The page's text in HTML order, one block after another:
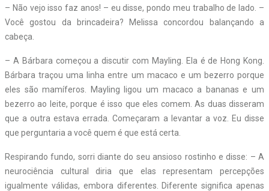
– Não vejo isso faz anos! – eu disse, pondo meu trabalho de lado. –
Você gostou da brincadeira? Melissa concordou balançando a
cabeça.
– A Bárbara começou a discutir com Mayling. Ela é de Hong Kong.
Bárbara traçou uma linha entre um macaco e um bezerro porque
eles são mamíferos. Mayling ligou um macaco a bananas e um
bezerro ao leite, porque é isso que eles comem. As duas disseram
que a outra estava errada. Começaram a levantar a voz. Eu disse
que perguntaria a você quem é que está certa.
Respirando fundo, sorri diante do seu ansioso rostinho e disse: – A
neurociência cultural diria que elas representam percepções
igualmente válidas, embora diferentes. Diferente significa apenas